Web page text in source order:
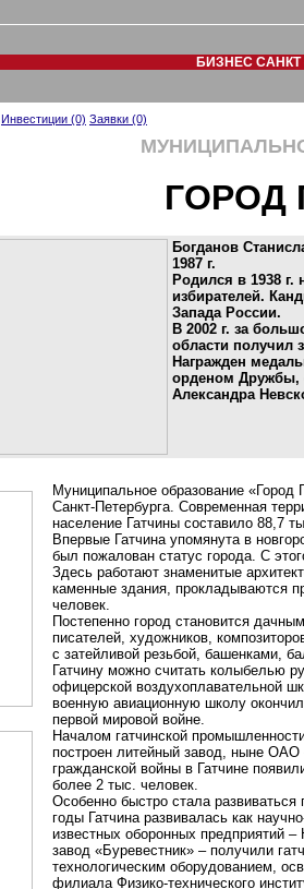
БИЗНЕС САНКТ
Инвестиции (0) Заявки (0)
ГОРОД
Богданов
1987 г.
Родился в 1938 г.
избирателей.
Запада России.
В 2002 г. за
области получил
Награжден
орденом Дружбы,
Александра
Муниципальное образование «Город
Санкт-Петербурга. Современная
население Гатчины составило 88,7
Впервые Гатчина упомянута в
был пожалован статус города. С
Здесь работают знаменитые
каменные здания, прокладываются
человек.
Постепенно город становится
писателей, художников,
с затейливой резьбой, башенками,
Гатчину можно считать колыбелью
офицерской воздухоплавательной
военную авиационную школу
первой мировой войне.
Началом гатчинской
построен литейный завод, ныне ОАО
гражданской войны в Гатчине
более 2 тыс. человек.
Особенно быстро стала
годы Гатчина развивалась как
известных оборонных предприятий
завод «Буревестник» – получили
технологическим оборудованием,
филиала Физико-технического